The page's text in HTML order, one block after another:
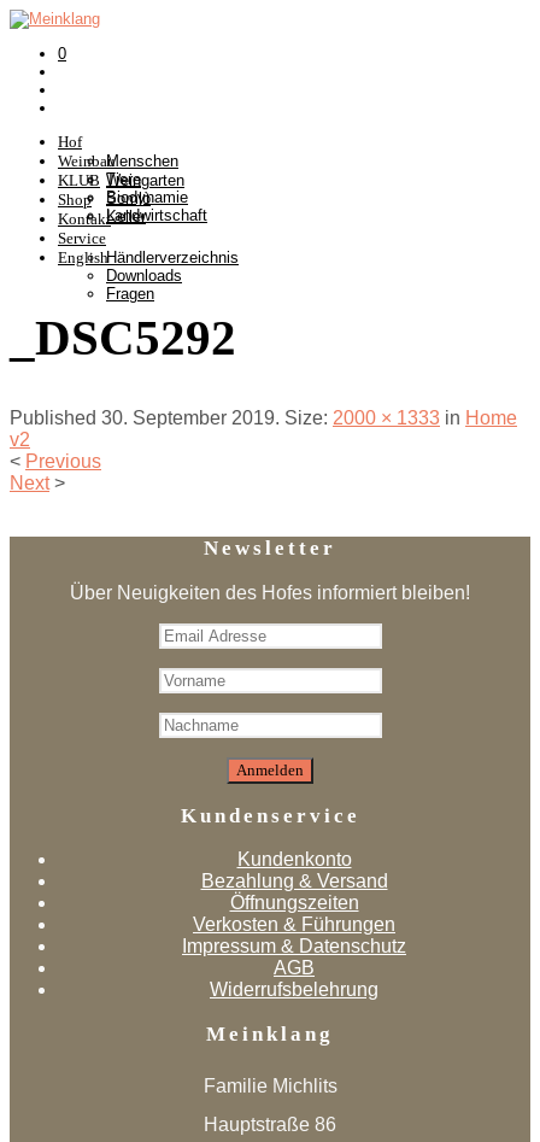
0
Hof
Menschen
Tiere
Biodynamie
Landwirtschaft
Weinbau
Weingarten
Somlò
Keller
KLUB
Shop
Kontakt
Service
Händlerverzeichnis
Downloads
Fragen
English
_DSC5292
Published 30. September 2019. Size: 2000 × 1333 in Home
v2
< Previous
Next >
Newsletter
Über Neuigkeiten des Hofes informiert bleiben!
Kundenservice
Kundenkonto
Bezahlung & Versand
Öffnungszeiten
Verkosten & Führungen
Impressum & Datenschutz
AGB
Widerrufsbelehrung
Meinklang
Familie Michlits
Hauptstraße 86